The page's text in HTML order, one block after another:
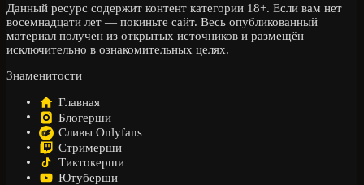
Данный ресурс содержит контент категории 18+. Если вам нет
восемнадцати лет — покиньте сайт. Весь опубликованный
материал получен из открытых источников и размещён
исключительно в ознакомительных целях.
Знаменитости
Главная
Блогерши
Сливы Onlyfans
Стримерши
Тиктокерши
Ютуберши